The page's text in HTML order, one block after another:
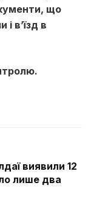
що
в’їзд в
виявили 12
лише два